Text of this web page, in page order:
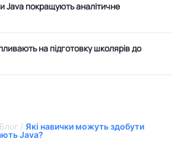
Java покращують аналітичне
на підготовку школярів до
Блог / Які навички можуть здобути
Java?